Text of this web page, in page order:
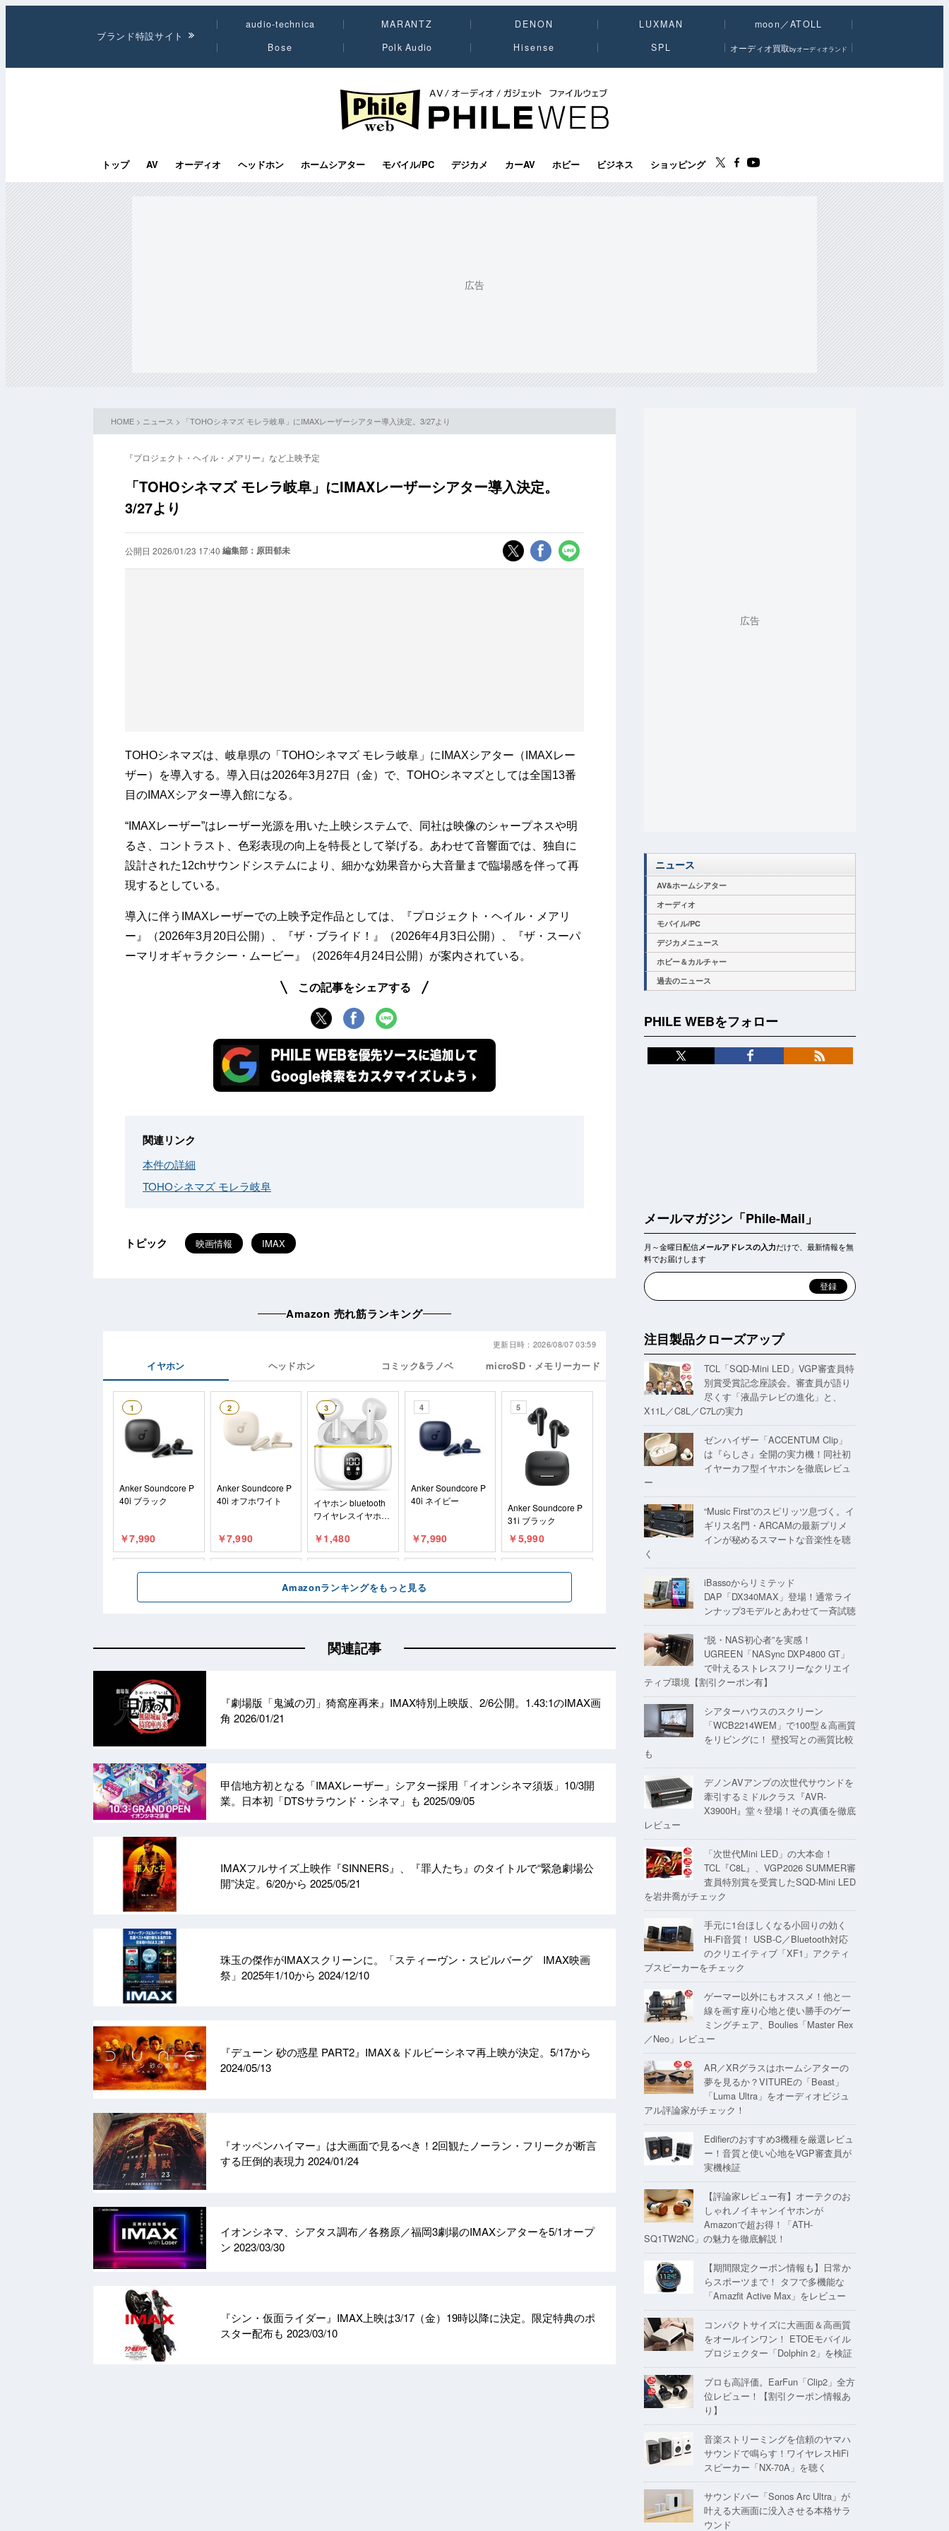
ブランド特設サイト
audio-technica MARANTZ DENON LUXMAN
moon／ATOLL
Bose
Polk Audio Hisense SPL オーディオ買取byオーディオランド
PHILE WEB｜AV/オーディオ/ガジェット
トップ AV オーディオ ヘッドホン ホームシアター モバイル/PC デジカメ カーAV ホビー ビジネス ショッピング
HOME > ニュース > 「TOHOシネマズ モレラ岐阜」にIMAXレーザーシアター導入決定。3/27より
『プロジェクト・ヘイル・メアリー』など上映予定
「TOHOシネマズ モレラ岐阜」にIMAXレーザーシアター導入決定。
3/27より
公開日 2026/01/23 17:40 編集部：原田郁未
TOHOシネマズは、岐阜県の「TOHOシネマズ モレラ岐阜」にIMAXシアター（IMAXレー
ザー）を導入する。導入日は2026年3月27日（金）で、TOHOシネマズとしては全国13番
目のIMAXシアター導入館になる。
“IMAXレーザー”はレーザー光源を用いた上映システムで、同社は映像のシャープネスや明
るさ、コントラスト、色彩表現の向上を特長として挙げる。あわせて音響面では、独自に
設計された12chサウンドシステムにより、細かな効果音から大音量まで臨場感を伴って再
現するとしている。
導入に伴うIMAXレーザーでの上映予定作品としては、『プロジェクト・ヘイル・メアリ
ー』（2026年3月20日公開）、『ザ・ブライド！』（2026年4月3日公開）、『ザ・スーパ
ーマリオギャラクシー・ムービー』（2026年4月24日公開）が案内されている。
この記事をシェアする
関連リンク
本件の詳細
TOHOシネマズ モレラ岐阜
トピック 映画情報 IMAX
関連記事
『劇場版「鬼滅の刃」猗窩座再来』IMAX特別上映版、2/6公開。1.43:1のIMAX画
角 2026/01/21
甲信地方初となる「IMAXレーザー」シアター採用「イオンシネマ須坂」10/3開
業。日本初「DTSサラウンド・シネマ」も 2025/09/05
IMAXフルサイズ上映作『SINNERS』、『罪人たち』のタイトルで“緊急劇場公
開”決定。6/20から 2025/05/21
珠玉の傑作がIMAXスクリーンに。「スティーヴン・スピルバーグ IMAX映画
祭」2025年1/10から 2024/12/10
『デューン 砂の惑星 PART2』IMAX＆ドルビーシネマ再上映が決定。5/17から
2024/05/13
『オッペンハイマー』は大画面で見るべき！2回観たノーラン・フリークが断言
する圧倒的表現力 2024/01/24
イオンシネマ、シアタス調布／各務原／福岡3劇場のIMAXシアターを5/1オープ
ン 2023/03/30
『シン・仮面ライダー』IMAX上映は3/17（金）19時以降に決定。限定特典のポ
スター配布も 2023/03/10
ニュース
AV&ホームシアター
オーディオ
モバイル/PC
デジカメニュース
ホビー＆カルチャー
過去のニュース
PHILE WEBをフォロー
メールマガジン「Phile-Mail」
月～金曜日配信メールアドレスの入力だけで、最新情報を無
料でお届けします
注目製品クローズアップ
TCL「SQD-Mini LED」VGP審査員特
別賞受賞記念座談会。審査員が語り
尽くす「液晶テレビの進化」と、
X11L／C8L／C7Lの実力
ゼンハイザー「ACCENTUM Clip」
は『らしさ』全開の実力機！同社初
イヤーカフ型イヤホンを徹底レビュ
ー
“Music First”のスピリッツ息づく。イ
ギリス名門・ARCAMの最新プリメ
インが秘めるスマートな音楽性を聴
く
iBassoからリミテッド
DAP「DX340MAX」登場！通常ライ
ンナップ3モデルとあわせて一斉試聴
“脱・NAS初心者”を実感！
UGREEN「NASync DXP4800 GT」
で叶えるストレスフリーなクリエイ
ティブ環境【割引クーポン有】
シアターハウスのスクリーン
「WCB2214WEM」で100型＆高画質
をリビングに！ 壁投写との画質比較
も
デノンAVアンプの次世代サウンドを
牽引するミドルクラス『AVR-
X3900H』堂々登場！その真価を徹底
レビュー
「次世代Mini LED」の大本命！
TCL『C8L』、VGP2026 SUMMER審
査員特別賞を受賞したSQD-Mini LED
を岩井喬がチェック
手元に1台ほしくなる小回りの効く
Hi-Fi音質！ USB-C／Bluetooth対応
のクリエイティブ「XF1」アクティ
ブスピーカーをチェック
ゲーマー以外にもオススメ！他と一
線を画す座り心地と使い勝手のゲー
ミングチェア、Boulies「Master Rex
／Neo」レビュー
AR／XRグラスはホームシアターの
夢を見るか？VITUREの「Beast」
「Luma Ultra」をオーディオビジュ
アル評論家がチェック！
Edifierのおすすめ3機種を厳選レビュ
ー！音質と使い心地をVGP審査員が
実機検証
【評論家レビュー有】オーテクのお
しゃれノイキャンイヤホンが
Amazonで超お得！「ATH-
SQ1TW2NC」の魅力を徹底解説！
【期間限定クーポン情報も】日常か
らスポーツまで！ タフで多機能な
「Amazfit Active Max」をレビュー
コンパクトサイズに大画面＆高画質
をオールインワン！ ETOEモバイル
プロジェクター「Dolphin 2」を検証
プロも高評価。EarFun「Clip2」全方
位レビュー！【割引クーポン情報あ
り】
音楽ストリーミングを信頼のヤマハ
サウンドで鳴らす！ワイヤレスHiFi
スピーカー「NX-70A」を聴く
サウンドバー「Sonos Arc Ultra」が
叶える大画面に没入させる本格サラ
ウンド